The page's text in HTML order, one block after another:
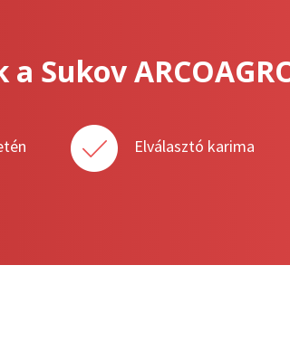
a Sukov
Elválasztó karima